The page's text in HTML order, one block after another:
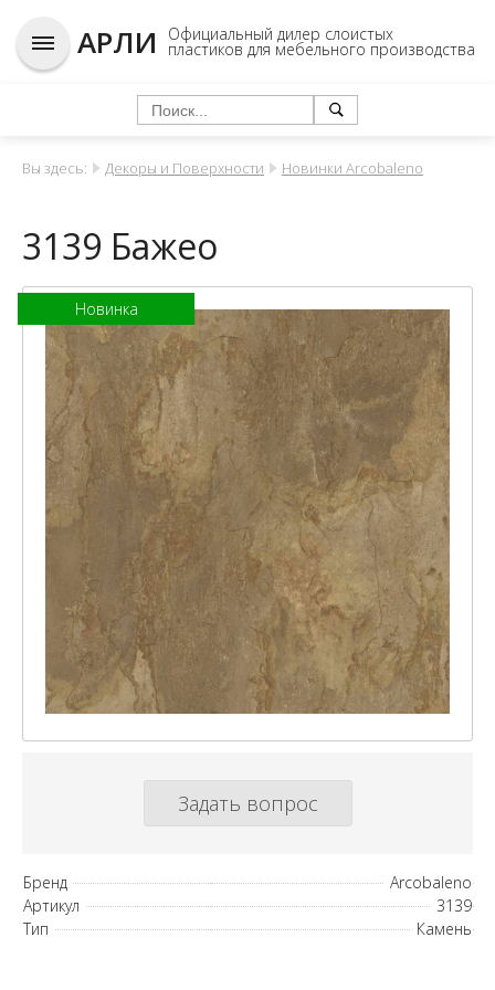
АРЛИ Официальный дилер слоистых
пластиков для мебельного производства
Вы здесь: Декоры и Поверхности Новинки Arcobaleno
3139 Бажео
Новинка
Задать вопрос
Бренд
Arcobaleno
Артикул
3139
Тип
Камень